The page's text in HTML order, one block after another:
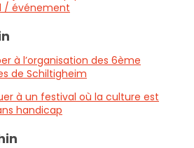
/ événement
à l’organisation des 6ème
de Schiltigheim
à un festival où la culture est
handicap